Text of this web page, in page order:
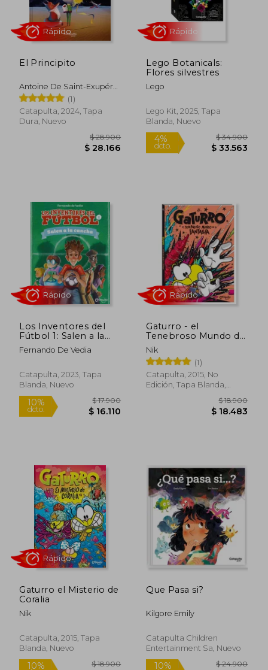
10%
dcto.
$ 39.900
$ 35.910
10%
dcto.
El Principito
Antoine De Saint-Exupéry,
Pablo Bernasconi
(1)
Catapulta, 2024, Tapa
Dura, Nuevo
$ 28.166
Lego Botanicals:
Flores silvestres
Lego
Lego Kit, 2025, Tapa
Blanda, Nuevo
dcto.
Los Inventores del
Fútbol 1: Salen a la
Cancha
Fernando De Vedia
Catapulta, 2023, Tapa
Blanda, Nuevo
10%
dcto.
Rápido
Gaturro - el
Tenebroso Mundo de
la Fantasia
Nik
(1)
Catapulta, 2015, No
Edición, Tapa Blanda,
Rápido
Gaturro el Misterio de
Coralia
Nik
Catapulta, 2015, Tapa
Blanda, Nuevo
Que Pasa si?
Kilgore Emily
Catapulta Children
Entertainment Sa, Nuevo